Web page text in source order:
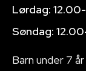
Lørdag:
Søndag:
Barn under 7